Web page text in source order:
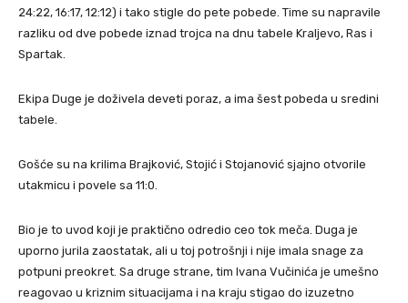
24:22, 16:17, 12:12) i tako stigle do pete pobede. Time su napravile
razliku od dve pobede iznad trojca na dnu tabele Kraljevo, Ras i
Spartak.
Ekipa Duge je doživela deveti poraz, a ima šest pobeda u sredini
tabele.
Gošće su na krilima Brajković, Stojić i Stojanović sjajno otvorile
utakmicu i povele sa 11:0.
Bio je to uvod koji je praktično odredio ceo tok meča. Duga je
uporno jurila zaostatak, ali u toj potrošnji i nije imala snage za
potpuni preokret. Sa druge strane, tim Ivana Vučinića je umešno
reagovao u kriznim situacijama i na kraju stigao do izuzetno